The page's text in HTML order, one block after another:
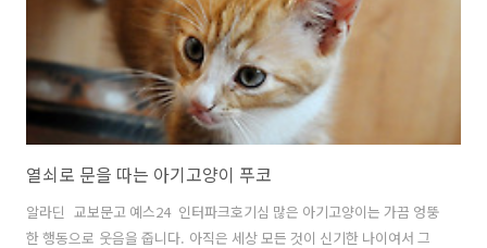
열쇠로 문을 따는 아기고양이 푸코
알라딘 교보문고 예스24 인터파크호기심 많은 아기고양이는 가끔 엉뚱
한 행동으로 웃음을 줍니다. 아직은 세상 모든 것이 신기한 나이여서 그